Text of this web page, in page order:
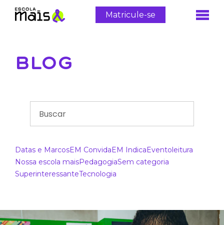
Matricule-se
BLOG
Datas e MarcosEM ConvidaEM IndicaEventoleitura
Nossa escola maisPedagogiaSem categoria
SuperinteressanteTecnologia